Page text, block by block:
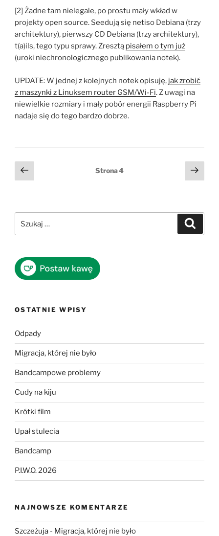
[2] Żadne tam nielegale, po prostu mały wkład w
projekty open source. Seedują się netiso Debiana (trzy
architektury), pierwszy CD Debiana (trzy architektury),
t(a)ils, tego typu sprawy. Zresztą pisałem o tym już
(uroki niechronologicznego publikowania notek).
UPDATE: W jednej z kolejnych notek opisuję, jak zrobić
z maszynki z Linuksem router GSM/Wi-Fi. Z uwagi na
niewielkie rozmiary i mały pobór energii Raspberry Pi
nadaje się do tego bardzo dobrze.
Stronicowanie
wpisów
Poprzednia
strona
Strona4
OSTATNIE WPISY
Odpady
Migracja, której nie było
Bandcampowe problemy
Cudy na kiju
Krótki film
Upał stulecia
Bandcamp
P.I.W.O. 2026
NAJNOWSZE KOMENTARZE
Szczeżuja - Migracja, której nie było